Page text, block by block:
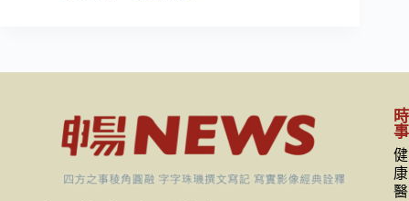
時
事
健
康
醫